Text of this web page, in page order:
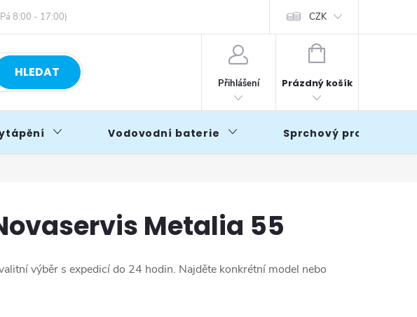
CZK
HLEDAT
Přihlášení
NÁKUPNÍ
Prázdný košík
Vodovodní baterie Sprchový program
Metalia 55
výběr s expedicí do 24 hodin. Najděte konkrétní model nebo